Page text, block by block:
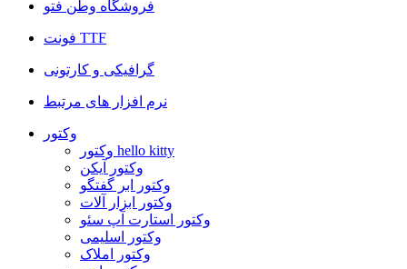
فروشگاه وطن فتو
فونت TTF
گرافیکی و کارتونی
نرم افزار های مرتبط
وکتور
وکتور hello kitty
وکتور آیکن
وکتور ابر گفتگو
وکتور ابزار آلات
وکتور استارت آپ سئو
وکتور اسلیمی
وکتور املاک